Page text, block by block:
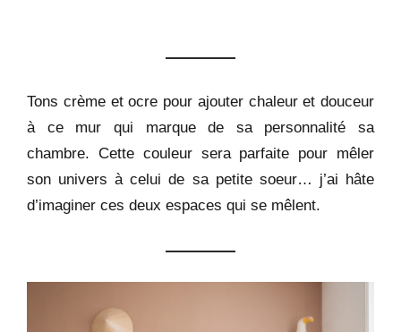
Tons crème et ocre pour ajouter chaleur et douceur
à ce mur qui marque de sa personnalité sa
chambre. Cette couleur sera parfaite pour mêler
son univers à celui de sa petite soeur… j’ai hâte
d’imaginer ces deux espaces qui se mêlent.